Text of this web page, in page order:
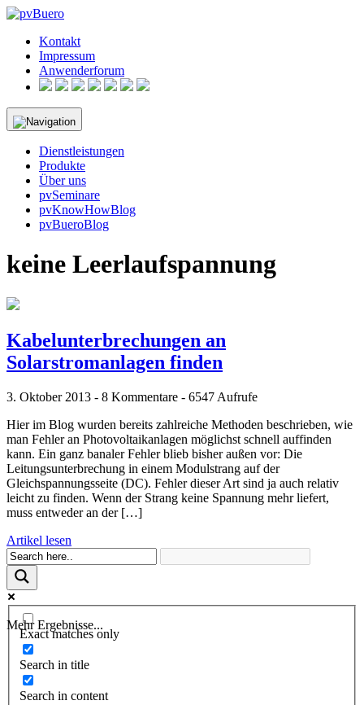
Skip
contentKontakt
Impressum
Anwenderforum
Dienstleistungen
Produkte
Über uns
pvSeminare
pvKnowHowBlog
pvBueroBlog
keine Leerlaufspannung
Kabelunterbrechungen an
Solarstromanlagen finden
3. Oktober 2013 - 8 Kommentare - 6547 Aufrufe
Hier im Blog wurden bereits zahlreiche Methoden beschrieben, wie
man Fehler an Photovoltaikanlagen möglichst schnell auffinden
kann. Ein ganz banaler Fehler blieb bisher außen vor: Die
Leitungsunterbrechung in einem Modulstrang auf der
Gleichspannungsseite (DC). Fehler dieser Art sind ja auch relativ
leicht zu finden. Wenn der Strang keine Spannung mehr liefert,
muss entweder an der […]
Artikel lesen
Mehr Ergebnisse...
Exact matches only
Search in title
Search in content